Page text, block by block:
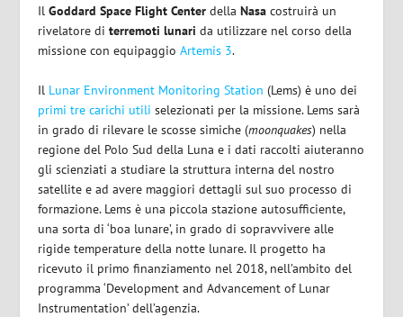
IlGoddard Space Flight Center dellaNasa costruirà un
rivelatore diterremoti lunari da utilizzare nel corso della
missione con equipaggioArtemis 3.
Il Lunar Environment Monitoring Station (Lems) è uno dei
primi tre carichi utili selezionati per la missione. Lems sarà
in grado di rilevare le scosse simiche (moonquakes) nella
regione del Polo Sud della Luna e i dati raccolti aiuteranno
gli scienziati a studiare la struttura interna del nostro
satellite e ad avere maggiori dettagli sul suo processo di
formazione. Lems è una piccola stazione autosufficiente,
una sorta di ‘boa lunare’, in grado di sopravvivere alle
rigide temperature della notte lunare. Il progetto ha
ricevuto il primo finanziamento nel 2018, nell’ambito del
programma ‘Development and Advancement of Lunar
Instrumentation’ dell’agenzia.